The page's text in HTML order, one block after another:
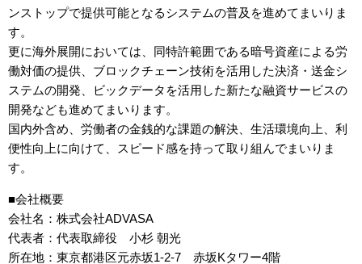
ンストップで提供可能となるシステムの普及を進めてまいりま
す。
更に海外展開においては、同特許範囲である暗号資産による労
働対価の提供、ブロックチェーン技術を活用した決済・送金シ
ステムの開発、ビックデータを活用した新たな融資サービスの
開発なども進めてまいります。
国内外含め、労働者の金銭的な課題の解決、生活環境向上、利
便性向上に向けて、スピード感を持って取り組んでまいりま
す。
■会社概要
会社名：株式会社ADVASA
代表者：代表取締役 小杉 朝光
所在地：東京都港区元赤坂1-2-7 赤坂Kタワー4階